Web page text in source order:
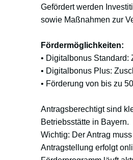
Gefördert werden
sowie Maßnahmen zur
Fördermöglichkeiten:
• Digitalbonus Standard:
• Digitalbonus Plus:
• Förderung von bis zu
Antragsberechtigt sind
Betriebsstätte in Bayern.
Wichtig: Der Antrag
Antragstellung erfolgt